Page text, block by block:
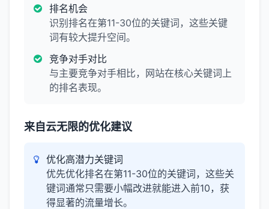
排名机会
识别排名在第11-30位的关键词，这些关键
词有较大提升空间。
竞争对手对比
与主要竞争对手相比，网站在核心关键词上
的排名表现。
来自云无限的优化建议
优化高潜力关键词
优先优化排名在第11-30位的关键词，这些关
键词通常只需要小幅改进就能进入前10，获
得显著的流量增长。